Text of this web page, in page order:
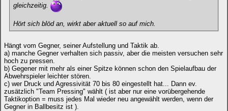
gleichzeitig.
Hört sich blöd an, wirkt aber aktuell so auf mich.
Hängt vom Gegner, seiner Aufstellung und Taktik ab.
a) manche Gegner verhalten sich passiv, aber die meisten versuchen sehr
hoch zu pressen.
b) Gegener mit mehr als einer Spitze können schon den Spielaufbau der
Abwehrspieler leichter stören.
c) wer Druck und Agressivität 70 bis 80 eingestellt hat... Dann ev.
zusätzlich "Team Pressing" wählt ( ist aber nur eine vorübergehende
Taktikoption = muss jedes Mal wieder neu angewählt werden, wenn der
Gegner in Ballbesitz ist ).